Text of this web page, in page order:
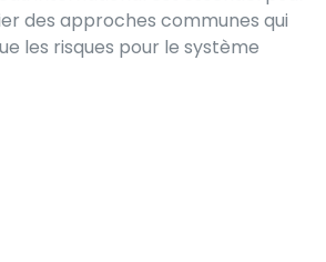
des approches communes qui
les risques pour le système